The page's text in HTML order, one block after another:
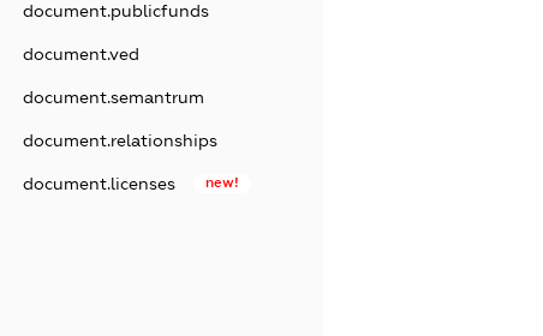
document.publicfunds
document.ved
document.semantrum
document.relationships
document.licenses new!